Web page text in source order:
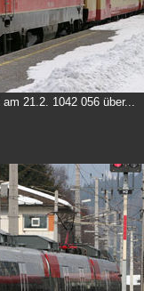
21.2. 1042 056 über...